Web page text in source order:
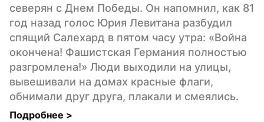
северян с Днем Победы. Он напомнил, как 81
год назад голос Юрия Левитана разбудил
спящий Салехард в пятом часу утра: «Война
окончена! Фашистская Германия полностью
разгромлена!» Люди выходили на улицы,
вывешивали на домах красные флаги,
обнимали друг друга, плакали и смеялись.
Подробнее >